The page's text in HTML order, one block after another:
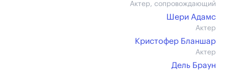
Актер, сопровождающий
Шери Адамс
Актер
Кристофер Бланшар
Актер
Дель Браун